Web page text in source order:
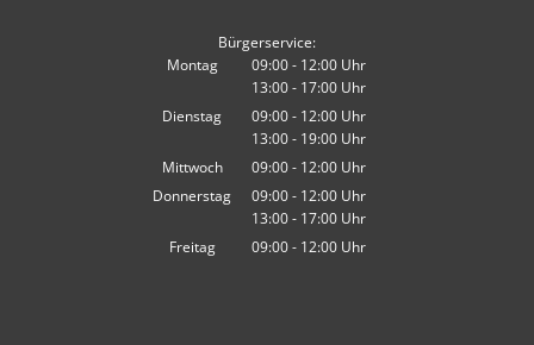
Bürgerservice:
Montag
09:00- 12:00 Uhr
Von 09:00 bis 12:00 Uhr
13:00- 17:00 Uhr
Von 13:00 bis 17:00 Uhr
Dienstag 09:00- 12:00 Uhr
Von 09:00 bis 12:00 Uhr
13:00- 19:00 Uhr
Von 13:00 bis 19:00 Uhr
Mittwoch 09:00- 12:00 Uhr
Von 09:00 bis 12:00 Uhr
Donnerstag 09:00- 12:00 Uhr
Von 09:00 bis 12:00 Uhr
13:00- 17:00 Uhr
Von 13:00 bis 17:00 Uhr
Freitag 09:00- 12:00 Uhr